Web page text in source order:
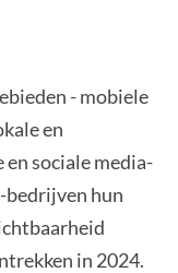
- mobiele
en
sociale media-
hun
in 2024.